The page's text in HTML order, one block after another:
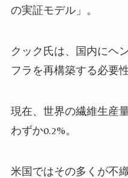
の実証モデル」。
クック氏は、国内にヘ
フラを再構築する必要
現在、世界の繊維生産
わずか0.2%。
米国ではその多くが不